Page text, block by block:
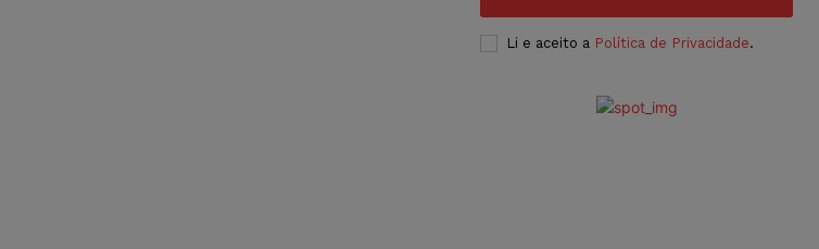
Li e aceito a Política de Privacidade.